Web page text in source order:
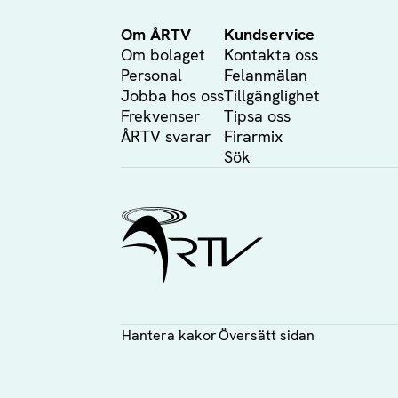
Om ÅRTV
Om bolaget
Personal
Jobba hos oss
Frekvenser
ÅRTV svarar
Kundservice
Kontakta oss
Felanmälan
Tillgänglighet
Tipsa oss
Firarmix
Sök
Ålands Radio & TV
Hantera kakorÖversätt sidan